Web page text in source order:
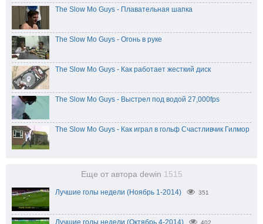
The Slow Mo Guys - Плавательная шапка
The Slow Mo Guys - Огонь в руке
The Slow Mo Guys - Как работает жесткий диск
The Slow Mo Guys - Выстрел под водой 27,000fps
The Slow Mo Guys - Как играл в гольф Счастливчик Гилмор
Еще от автора dewin 1515
Лучшие голы недели (Ноябрь 1-2014) 351
Лучшие голы недели (Октябрь 4-2014) 402